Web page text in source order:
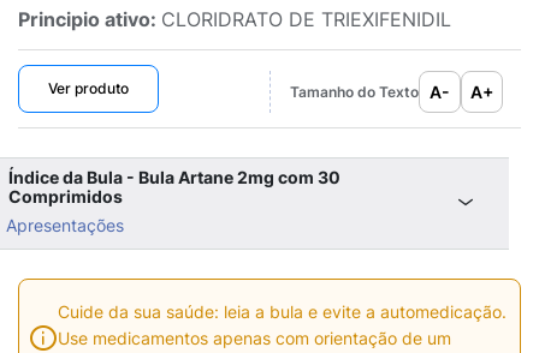
Principio ativo: CLORIDRATO DE TRIEXIFENIDIL
Ver produto Tamanho do Texto A- A+
Índice da Bula - Bula Artane 2mg com 30
Comprimidos
Apresentações
Cuide da sua saúde: leia a bula e evite a automedicação.
Use medicamentos apenas com orientação de um